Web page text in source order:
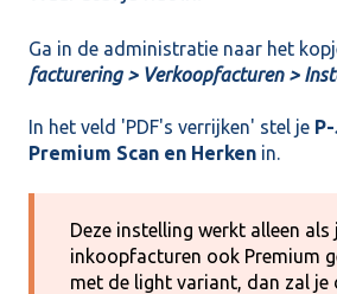
Ga in de administratie naar het
facturering > Verkoopfacturen >
In het veld 'PDF's verrijken' stel je
Premium Scan en Herken in.
Deze instelling werkt alleen als
inkoopfacturen ook Premium
met de light variant, dan zal je